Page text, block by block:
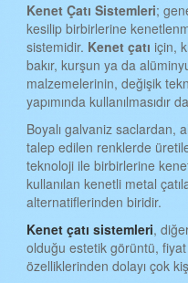
İZMİR KENET ÇATI
KARS KENET ÇATI
KASTAMONU KENET
KAYSERİ KENET ÇATI
KIRKLARELİ KENET
KIRŞEHİR KENET ÇATI
KOCAELİ KENET ÇATI
KONYA KENET ÇATI
KÜTAHYA KENET ÇATI
Kenet Çatı Sistemleri;
kesilip birbirlerine
sistemidir. Kenet çatıiçin,
bakır, kurşun ya da
malzemelerinin, değişik
yapımında kullanılmasıdır
Boyalı galvaniz saclardan,
talep edilen renklerde
teknoloji ile birbirlerine
kullanılan kenetli metal
alternatiflerinden biridir.
Kenet çatı sistemleri,
olduğu estetik görüntü,
özelliklerinden dolayı çok